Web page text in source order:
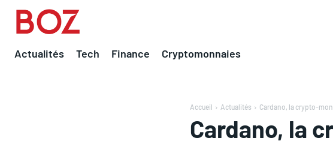
Actualités Tech Finance Cryptomonnaies
Accueil Actualités Cardano, la crypto-
Cardano, la